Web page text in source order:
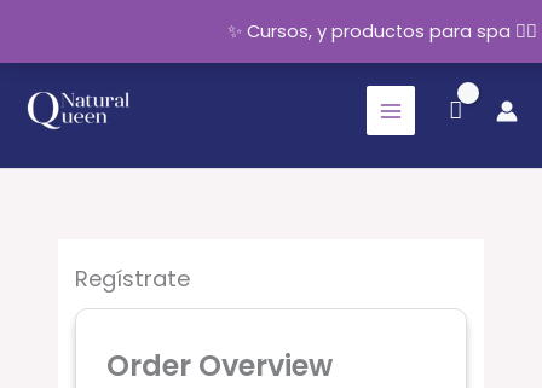
✨ Cursos, y productos para spa
contenido
Regístrate
Order Overview